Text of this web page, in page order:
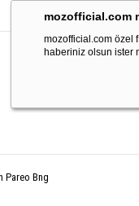
mozofficial.com
mozofficial.com özel
haberiniz olsun ister